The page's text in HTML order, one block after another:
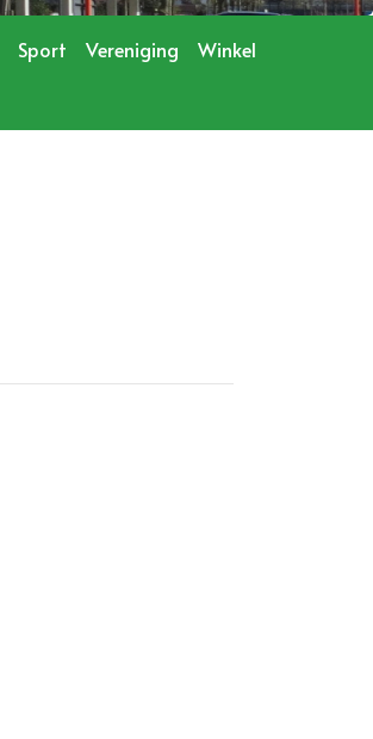
Sport Vereniging Winkel